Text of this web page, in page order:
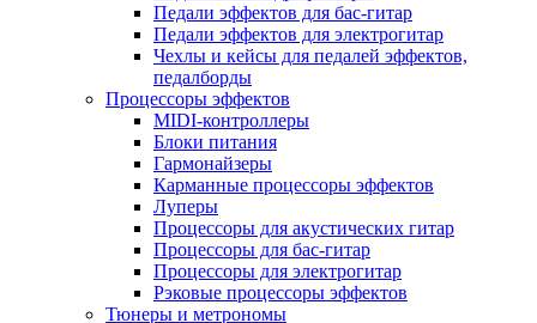
Педали эффектов для бас-гитар
Педали эффектов для электрогитар
Чехлы и кейсы для педалей эффектов,
педалборды
Процессоры эффектов
MIDI-контроллеры
Блоки питания
Гармонайзеры
Карманные процессоры эффектов
Луперы
Процессоры для акустических гитар
Процессоры для бас-гитар
Процессоры для электрогитар
Рэковые процессоры эффектов
Тюнеры и метрономы